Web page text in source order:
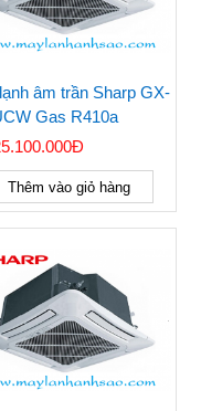
âm trần Sharp GX-
Gas R410a
Thêm vào giỏ hàng
Tường
Lắp Đặt Tận Nơi
Nhanh Chóng
Lạnh Âm Trần LG
Chính Hãng Uy Tín Giá
Các Hãng Máy Lạnh
Treo Tường Giá Rẻ
Được Chọn Mua Nhiều
Nhất Hiện Nay
Bán & Lắp Đặt Máy
Lạnh Tủ Đứng Aqua